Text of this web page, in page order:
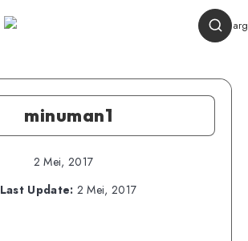
minuman1
2 Mei, 2017
Last Update: 2 Mei, 2017